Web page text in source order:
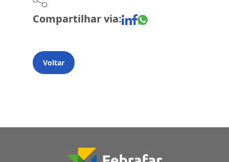
Compartilhar via:
Voltar